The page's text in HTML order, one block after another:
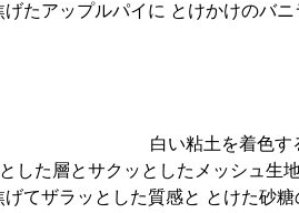
げたアップルパイに とけかけのバ
白い粘土を着色
した層とサクッとしたメッシュ
げてザラッとした質感と とけた砂